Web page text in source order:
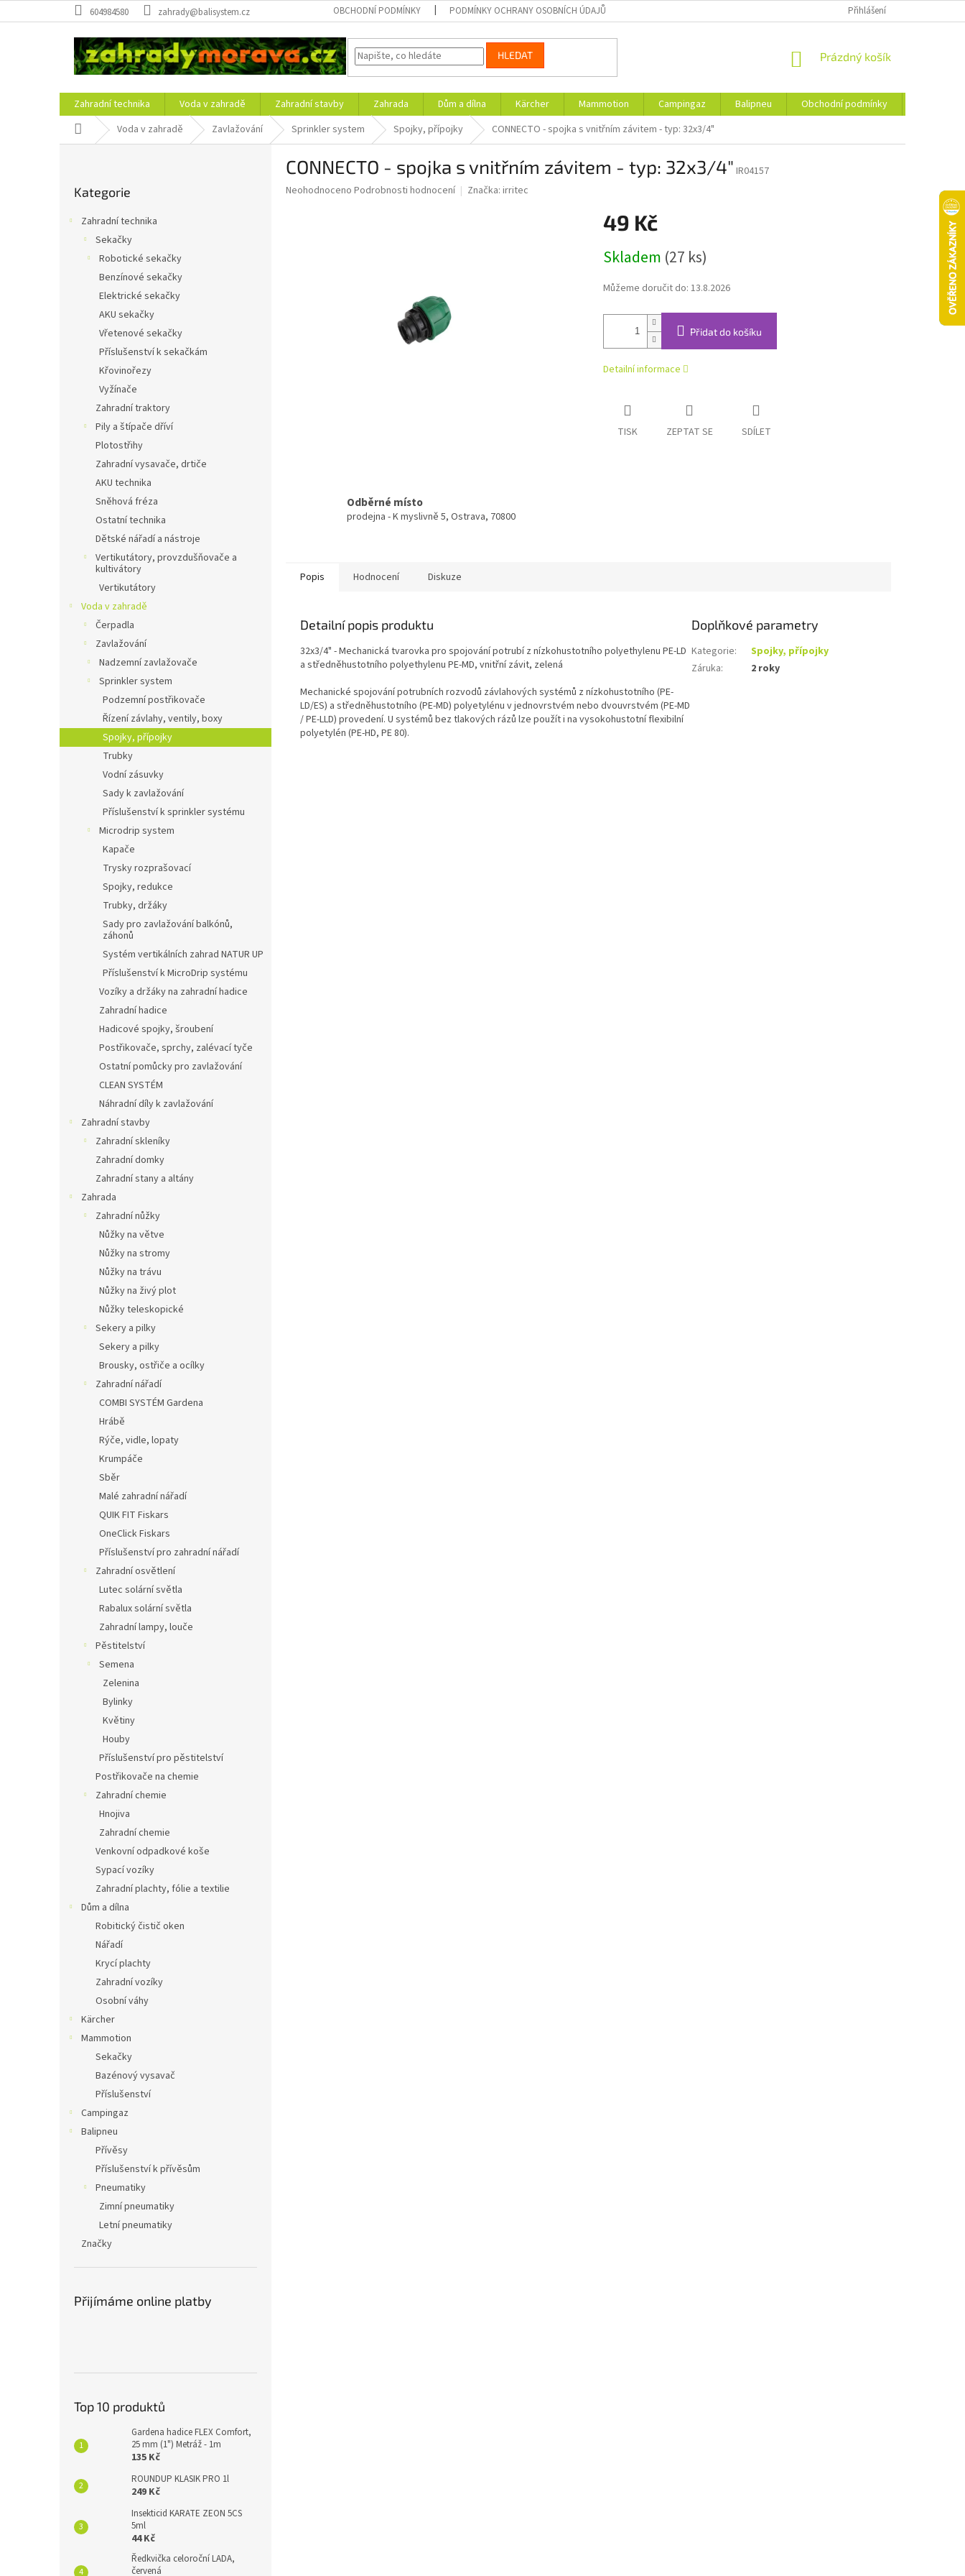
na
604984580 zahrady@balisystem.cz OBCHODNÍ PODMÍNKY PODMÍNKY OCHRANY OSOBNÍCH ÚDAJŮ Přihlášení
HLEDAT
NÁKUPNÍ
Prázdný košík
Zahradní technika Voda v zahradě Zahradní stavby Zahrada Dům a dílna Kärcher Mammotion Campingaz Balipneu Obchodní podmínky
Domů Voda v zahradě Zavlažování Sprinkler system Spojky, přípojky CONNECTO - spojka s vnitřním závitem - typ: 32x3/4"
kategorie
Kategorie
Zahradní technika
Sekačky
Robotické sekačky
Benzínové sekačky
Elektrické sekačky
AKU sekačky
Vřetenové sekačky
Příslušenství k sekačkám
Křovinořezy
Vyžínače
Zahradní traktory
Pily a štípače dříví
Plotostřihy
Zahradní vysavače, drtiče
AKU technika
Sněhová fréza
Ostatní technika
Dětské nářadí a nástroje
Vertikutátory, provzdušňovače a
kultivátory
Vertikutátory
Voda v zahradě
Čerpadla
Zavlažování
Nadzemní zavlažovače
Sprinkler system
Podzemní postřikovače
Řízení závlahy, ventily, boxy
Spojky, přípojky
Trubky
Vodní zásuvky
Sady k zavlažování
Příslušenství k sprinkler systému
Microdrip system
Kapače
Trysky rozprašovací
Spojky, redukce
Trubky, držáky
Sady pro zavlažování balkónů,
záhonů
Systém vertikálních zahrad NATUR UP
Příslušenství k MicroDrip systému
Vozíky a držáky na zahradní hadice
Zahradní hadice
Hadicové spojky, šroubení
Postřikovače, sprchy, zalévací tyče
Ostatní pomůcky pro zavlažování
CLEAN SYSTÉM
Náhradní díly k zavlažování
Zahradní stavby
Zahradní skleníky
Zahradní domky
Zahradní stany a altány
Zahrada
Zahradní nůžky
Nůžky na větve
Nůžky na stromy
Nůžky na trávu
Nůžky na živý plot
Nůžky teleskopické
Sekery a pilky
Sekery a pilky
Brousky, ostřiče a ocílky
Zahradní nářadí
COMBI SYSTÉM Gardena
Hrábě
Rýče, vidle, lopaty
Krumpáče
Sběr
Malé zahradní nářadí
QUIK FIT Fiskars
OneClick Fiskars
Příslušenství pro zahradní nářadí
Zahradní osvětlení
Lutec solární světla
Rabalux solární světla
Zahradní lampy, louče
Pěstitelství
Semena
Zelenina
Bylinky
Květiny
Houby
Příslušenství pro pěstitelství
Postřikovače na chemie
Zahradní chemie
Hnojiva
Zahradní chemie
Venkovní odpadkové koše
Sypací vozíky
Zahradní plachty, fólie a textilie
Dům a dílna
Robitický čistič oken
Nářadí
Krycí plachty
Zahradní vozíky
Osobní váhy
Kärcher
Mammotion
Sekačky
Bazénový vysavač
Příslušenství
Campingaz
Balipneu
Přívěsy
Příslušenství k přívěsům
Pneumatiky
Zimní pneumatiky
Letní pneumatiky
Značky
Přijímáme online platby
Top 10 produktů
Gardena hadice FLEX Comfort,
25 mm (1") Metráž - 1m
135 Kč
ROUNDUP KLASIK PRO 1l
249 Kč
Insekticid KARATE ZEON 5CS
5ml
44 Kč
Ředkvička celoroční LADA,
červená
CONNECTO - spojka s vnitřním závitem - typ: 32x3/4" IR04157
Průměrné
Neohodnoceno Podrobnosti hodnocení Značka: irritec
49 Kč
cena:
Skladem (27 ks)
Můžeme doručit do: 13.8.2026
Přidat do košíku
Detailní informace
TISK ZEPTAT SE SDÍLET
Odběrné místo
prodejna - K myslivně 5, Ostrava, 70800
Popis Hodnocení Diskuze
Detailní popis produktu
32x3/4" - Mechanická tvarovka pro spojování potrubí z nízkohustotního polyethylenu PE-LD
a středněhustotního polyethylenu PE-MD, vnitřní závit, zelená
Mechanické spojování potrubních rozvodů závlahových systémů z nízkohustotního (PE-
LD/ES) a středněhustotního (PE-MD) polyetylénu v jednovrstvém nebo dvouvrstvém (PE-MD
/ PE-LLD) provedení. U systémů bez tlakových rázů lze použít i na vysokohustotní flexibilní
polyetylén (PE-HD, PE 80).
Doplňkové parametry
Kategorie:
Spojky, přípojky
Záruka: 2 roky